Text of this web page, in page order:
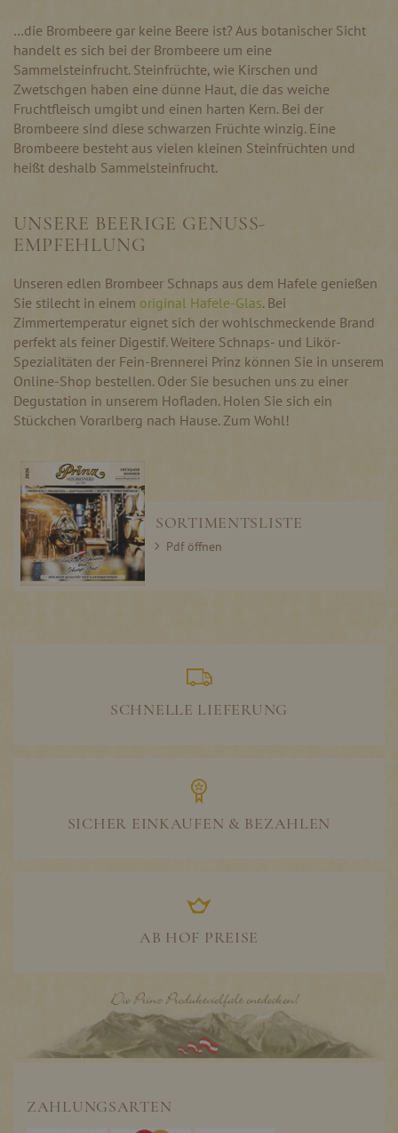
…die Brombeere gar keine Beere ist? Aus botanischer Sicht
handelt es sich bei der Brombeere um eine
Sammelsteinfrucht. Steinfrüchte, wie Kirschen und
Zwetschgen haben eine dünne Haut, die das weiche
Fruchtfleisch umgibt und einen harten Kern. Bei der
Brombeere sind diese schwarzen Früchte winzig. Eine
Brombeere besteht aus vielen kleinen Steinfrüchten und
heißt deshalb Sammelsteinfrucht.
UNSERE BEERIGE GENUSS-
EMPFEHLUNG
Unseren edlen Brombeer Schnaps aus dem Hafele genießen
Sie stilecht in einem original Hafele-Glas. Bei
Zimmertemperatur eignet sich der wohlschmeckende Brand
perfekt als feiner Digestif. Weitere Schnaps- und Likör-
Spezialitäten der Fein-Brennerei Prinz können Sie in unserem
Online-Shop bestellen. Oder Sie besuchen uns zu einer
Degustation in unserem Hofladen. Holen Sie sich ein
Stückchen Vorarlberg nach Hause. Zum Wohl!
SORTIMENTSLISTE
Pdf öffnen
SCHNELLE LIEFERUNG
SICHER EINKAUFEN & BEZAHLEN
AB HOF PREISE
ZAHLUNGSARTEN